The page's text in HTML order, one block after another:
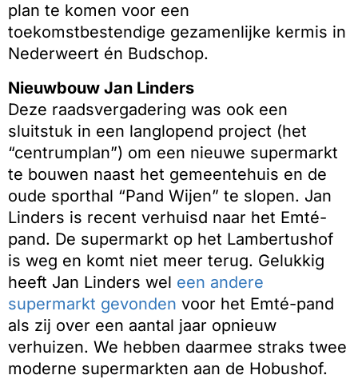
plan te komen voor een
toekomstbestendige gezamenlijke kermis in
Nederweert én Budschop.
Nieuwbouw Jan Linders
Deze raadsvergadering was ook een
sluitstuk in een langlopend project (het
“centrumplan”) om een nieuwe supermarkt
te bouwen naast het gemeentehuis en de
oude sporthal “Pand Wijen” te slopen. Jan
Linders is recent verhuisd naar het Emté-
pand. De supermarkt op het Lambertushof
is weg en komt niet meer terug. Gelukkig
heeft Jan Linders wel een andere
supermarkt gevonden voor het Emté-pand
als zij over een aantal jaar opnieuw
verhuizen. We hebben daarmee straks twee
moderne supermarkten aan de Hobushof.